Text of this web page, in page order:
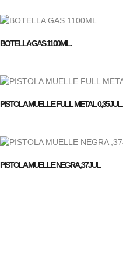
BOTELLA GAS 1100ML.
PISTOLA MUELLE FULL METAL 0,35JUL.
PISTOLA MUELLE NEGRA ,37JUL